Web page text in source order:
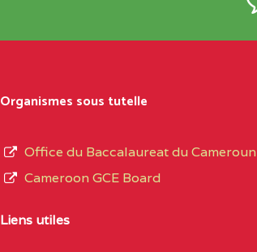
Organismes sous tutelle
Office du Baccalaureat du Cameroun
Cameroon GCE Board
Liens utiles